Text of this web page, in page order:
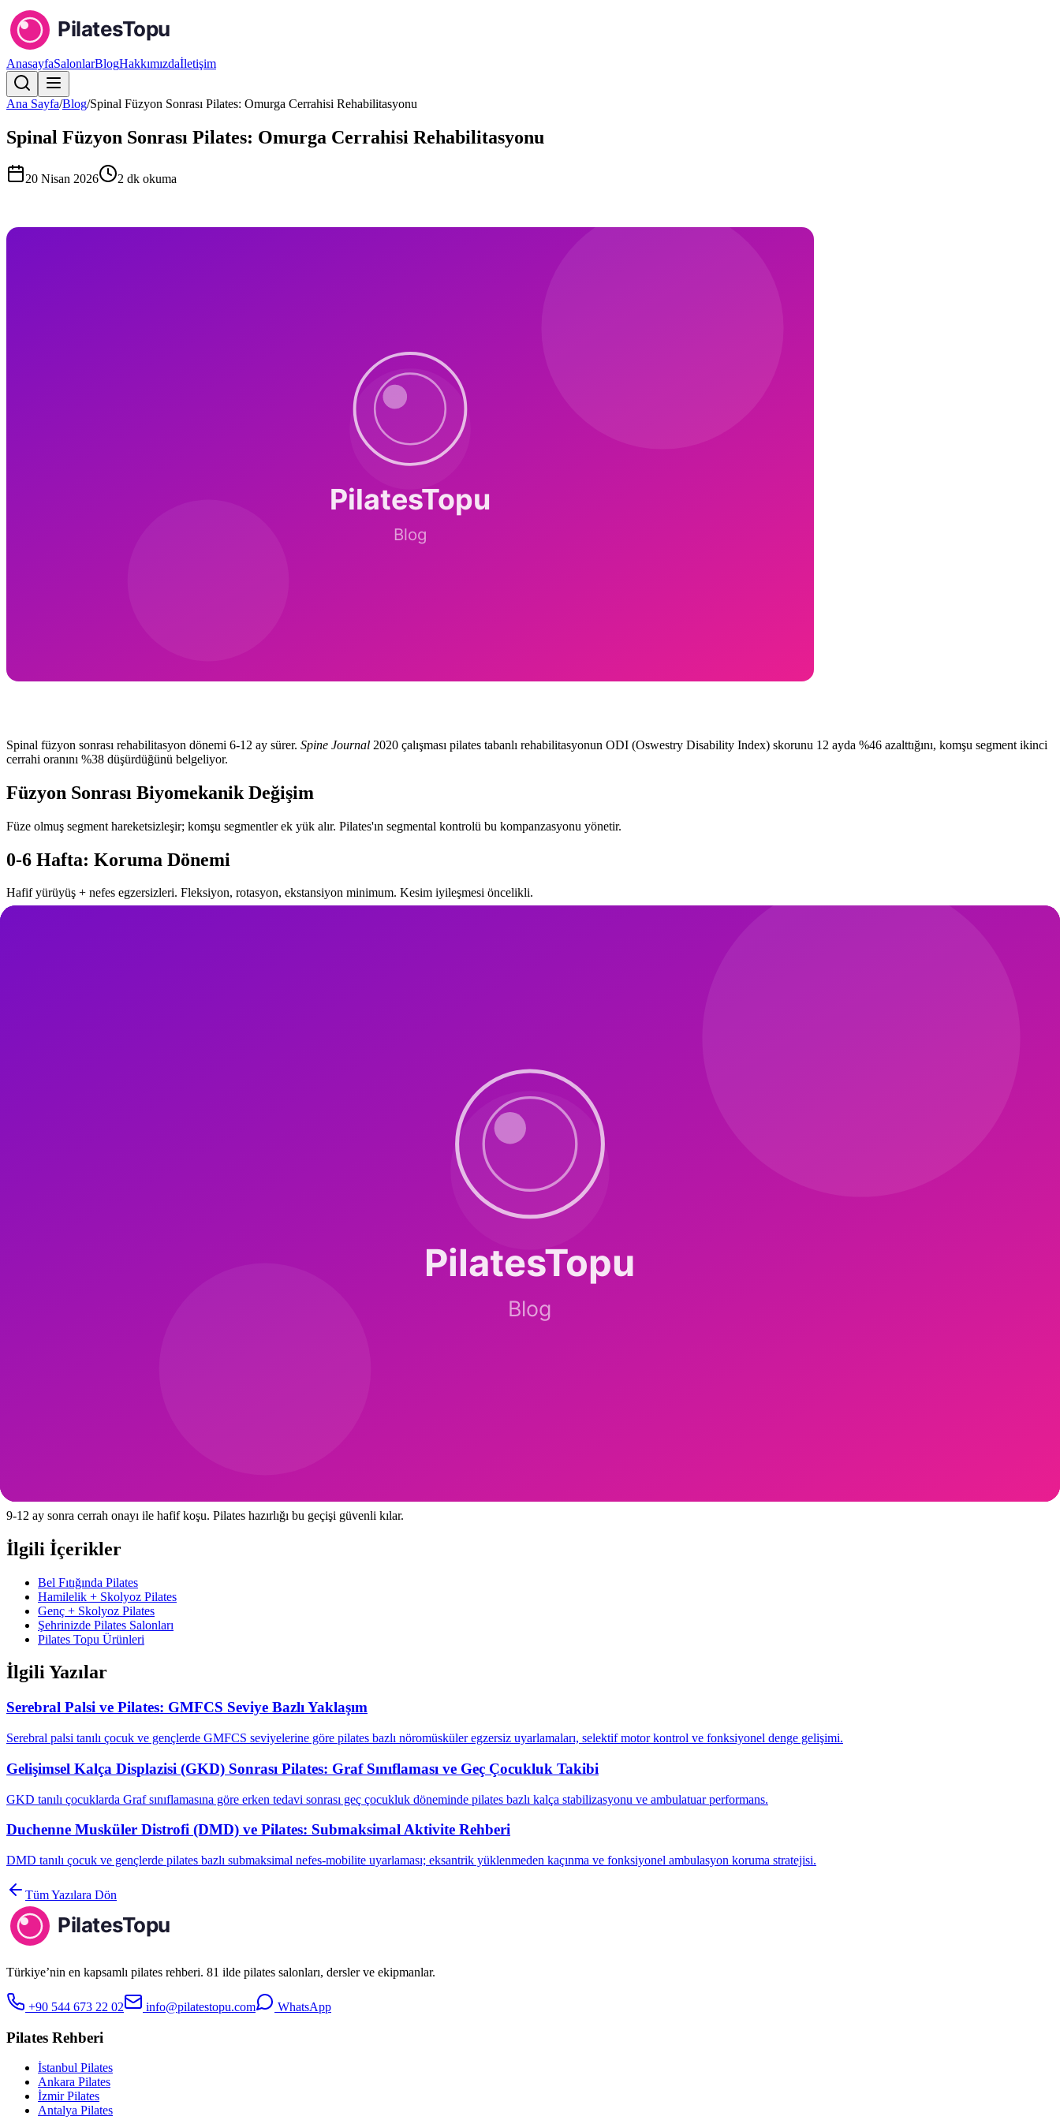
AnasayfaSalonlarBlogHakkımızdaİletişim
Ana Sayfa/Blog/Spinal Füzyon Sonrası Pilates: Omurga Cerrahisi Rehabilitasyonu
Spinal Füzyon Sonrası Pilates: Omurga Cerrahisi Rehabilitasyonu
20 Nisan 2026 2 dk okuma
Spinal füzyon sonrası rehabilitasyon dönemi 6-12 ay sürer. Spine Journal 2020 çalışması pilates tabanlı rehabilitasyonun ODI (Oswestry Disability Index) skorunu 12 ayda %46 azalttığını, komşu segment ikinci
cerrahi oranını %38 düşürdüğünü belgeliyor.
Füzyon Sonrası Biyomekanik Değişim
Füze olmuş segment hareketsizleşir; komşu segmentler ek yük alır. Pilates'ın segmental kontrolü bu kompanzasyonu yönetir.
0-6 Hafta: Koruma Dönemi
Hafif yürüyüş + nefes egzersizleri. Fleksiyon, rotasyon, ekstansiyon minimum. Kesim iyileşmesi öncelikli.
Komşu segment koruma için torasik mobilite + kalça mobilitesi + dinamik core stabilite öne çıkar.
Anterior yaklaşımlarda karın iyileşmesi, posteriorde dorsal kas iyileşmesi farklı zamanlama ister. Cerrah talimatı her zaman önceliklidir.
9-12 ay sonra cerrah onayı ile hafif koşu. Pilates hazırlığı bu geçişi güvenli kılar.
İlgili İçerikler
Bel Fıtığında Pilates
Hamilelik + Skolyoz Pilates
Genç + Skolyoz Pilates
Şehrinizde Pilates Salonları
Pilates Topu Ürünleri
İlgili Yazılar
Serebral Palsi ve Pilates: GMFCS Seviye Bazlı Yaklaşım
Serebral palsi tanılı çocuk ve gençlerde GMFCS seviyelerine göre pilates bazlı nöromüsküler egzersiz uyarlamaları, selektif motor kontrol ve fonksiyonel denge gelişimi.
Gelişimsel Kalça Displazisi (GKD) Sonrası Pilates: Graf Sınıflaması ve Geç Çocukluk Takibi
GKD tanılı çocuklarda Graf sınıflamasına göre erken tedavi sonrası geç çocukluk döneminde pilates bazlı kalça stabilizasyonu ve ambulatuar performans.
Duchenne Musküler Distrofi (DMD) ve Pilates: Submaksimal Aktivite Rehberi
DMD tanılı çocuk ve gençlerde pilates bazlı submaksimal nefes-mobilite uyarlaması; eksantrik yüklenmeden kaçınma ve fonksiyonel ambulasyon koruma stratejisi.
Tüm Yazılara Dön
Türkiye’nin en kapsamlı pilates rehberi. 81 ilde pilates salonları, dersler ve ekipmanlar.
+90 544 673 22 02 info@pilatestopu.com WhatsApp
Pilates Rehberi
İstanbul Pilates
Ankara Pilates
İzmir Pilates
Antalya Pilates